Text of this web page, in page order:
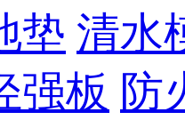
垫 清水
强板 防